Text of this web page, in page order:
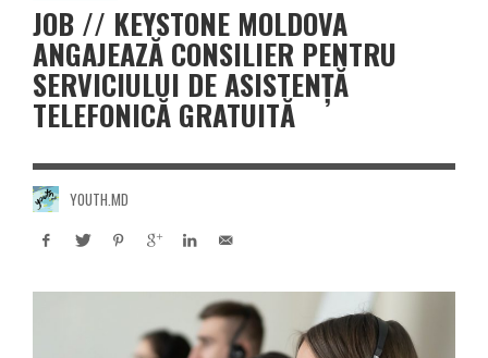
JOB // KEYSTONE MOLDOVA
ANGAJEAZĂ CONSILIER PENTRU
SERVICIULUI DE ASISTENȚĂ
TELEFONICĂ GRATUITĂ
YOUTH.MD